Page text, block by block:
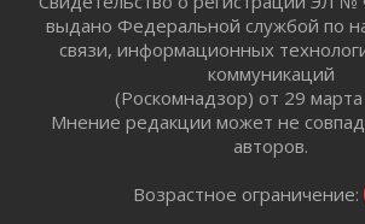
области прошёл
29 июля 2026
Ленобласть вошла в двадцатку
освещению нацпроектов в СМИ
29 июля 2026
Легкоатлеты Ленинградской
пятерку сильнейших на
29 июля 2026
выдано Федеральной службой по
связи, информационных
коммуникаций
(Роскомнадзор) от 29 марта
Мнение редакции может не
авторов.
Возрастное ограничение: